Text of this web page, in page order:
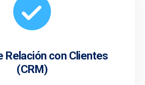
Relación con Clientes
(CRM)